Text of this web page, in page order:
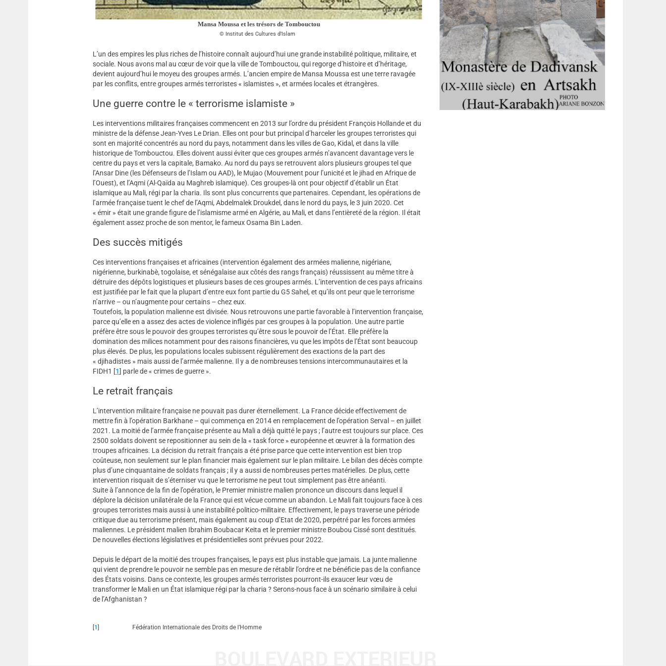
Mansa Moussa et les trésors de Tombouctou
Institut des Cultures d’Islam
L’un des empires les plus riches de l’histoire connaît aujourd’hui une grande instabilité politique, militaire, et
sociale. Nous avons mal au cœur de voir que la ville de Tombouctou, qui regorge d’histoire et d’héritage,
devient aujourd’hui le moyeu des groupes armés. L’ancien empire de Mansa Moussa est une terre ravagée
par les conflits, entre groupes armés terroristes « islamistes », et armées locales et étrangères.
Une guerre contre le « terrorisme islamiste »
Les interventions militaires françaises commencent en 2013 sur l’ordre du président François Hollande et du
ministre de la défense Jean-Yves Le Drian. Elles ont pour but principal d’harceler les groupes terroristes qui
sont en majorité concentrés au nord du pays, notamment dans les villes de Gao, Kidal, et dans la ville
historique de Tombouctou. Elles doivent aussi éviter que ces groupes armés n’avancent davantage vers le
centre du pays et vers la capitale, Bamako. Au nord du pays se retrouvent alors plusieurs groupes tel que
l’Ansar Dine (les Défenseurs de l’Islam ou AAD), le Mujao (Mouvement pour l’unicité et le jihad en Afrique de
l’Ouest), et l’Aqmi (Al-Qaïda au Maghreb islamique). Ces groupes-là ont pour objectif d’établir un État
islamique au Mali, régi par la charia. Ils sont plus concurrents que partenaires. Cependant, les opérations de
l’armée française tuent le chef de l’Aqmi, Abdelmalek Droukdel, dans le nord du pays, le 3 juin 2020. Cet
« émir » était une grande figure de l’islamisme armé en Algérie, au Mali, et dans l’entièreté de la région. Il était
également assez proche de son mentor, le fameux Osama Bin Laden.
Des succès mitigés
Ces interventions françaises et africaines (intervention également des armées malienne, nigériane,
nigérienne, burkinabè, togolaise, et sénégalaise aux côtés des rangs français) réussissent au même titre à
détruire des dépôts logistiques et plusieurs bases de ces groupes armés. L’intervention de ces pays africains
est justifiée par le fait que la plupart d’entre eux font partie du G5 Sahel, et qu’ils ont peur que le terrorisme
n’arrive – ou n’augmente pour certains – chez eux.
Toutefois, la population malienne est divisée. Nous retrouvons une partie favorable à l’intervention française,
parce qu’elle en a assez des actes de violence infligés par ces groupes à la population. Une autre partie
préfère être sous le pouvoir des groupes terroristes qu’être sous le pouvoir de l’État. Elle préfère la
domination des milices notamment pour des raisons financières, vu que les impôts de l’État sont beaucoup
plus élevés. De plus, les populations locales subissent régulièrement des exactions de la part des
« djihadistes » mais aussi de l’armée malienne. Il y a de nombreuses tensions intercommunautaires et la
FIDH1 [1] parle de « crimes de guerre ».
Le retrait français
L’intervention militaire française ne pouvait pas durer éternellement. La France décide effectivement de
mettre fin à l’opération Barkhane – qui commença en 2014 en remplacement de l’opération Serval – en juillet
2021. La moitié de l’armée française présente au Mali a déjà quitté le pays ; l’autre est toujours sur place. Ces
2500 soldats doivent se repositionner au sein de la « task force » européenne et œuvrer à la formation des
troupes africaines. La décision du retrait français a été prise parce que cette intervention est bien trop
coûteuse, non seulement sur le plan financier mais également sur le plan militaire. Le bilan des décès compte
plus d’une cinquantaine de soldats français ; il y a aussi de nombreuses pertes matérielles. De plus, cette
intervention risquait de s’éterniser vu que le terrorisme ne peut tout simplement pas être anéanti.
Suite à l’annonce de la fin de l’opération, le Premier ministre malien prononce un discours dans lequel il
déplore la décision unilatérale de la France qui est vécue comme un abandon. Le Mali fait toujours face à ces
groupes terroristes mais aussi à une instabilité politico-militaire. Effectivement, le pays traverse une période
critique due au terrorisme présent, mais également au coup d’Etat de 2020, perpétré par les forces armées
maliennes. Le président malien Ibrahim Boubacar Keita et le premier ministre Boubou Cissé sont destitués.
De nouvelles élections législatives et présidentielles sont prévues pour 2022.
Depuis le départ de la moitié des troupes françaises, le pays est plus instable que jamais. La junte malienne
qui vient de prendre le pouvoir ne semble pas en mesure de rétablir l’ordre et ne bénéficie pas de la confiance
des États voisins. Dans ce contexte, les groupes armés terroristes pourront-ils exaucer leur vœu de
transformer le Mali en un État islamique régi par la charia ? Serons-nous face à un scénario similaire à celui
de l’Afghanistan ?
[1] Fédération Internationale des Droits de l’Homme